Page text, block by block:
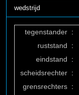
wedstrijd
tegenstander :
ruststand
:
eindstand
:
scheidsrechter :
grensrechters :